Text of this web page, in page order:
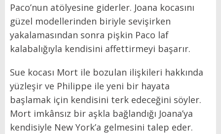
Paco’nun atölyesine giderler. Joana kocasını
güzel modellerinden biriyle sevişirken
yakalamasından sonra pişkin Paco laf
kalabalığıyla kendisini affettirmeyi başarır.
Sue kocası Mort ile bozulan ilişkileri hakkında
yüzleşir ve Philippe ile yeni bir hayata
başlamak için kendisini terk edeceğini söyler.
Mort imkânsız bir aşkla bağlandığı Joana’ya
kendisiyle New York’a gelmesini talep eder.